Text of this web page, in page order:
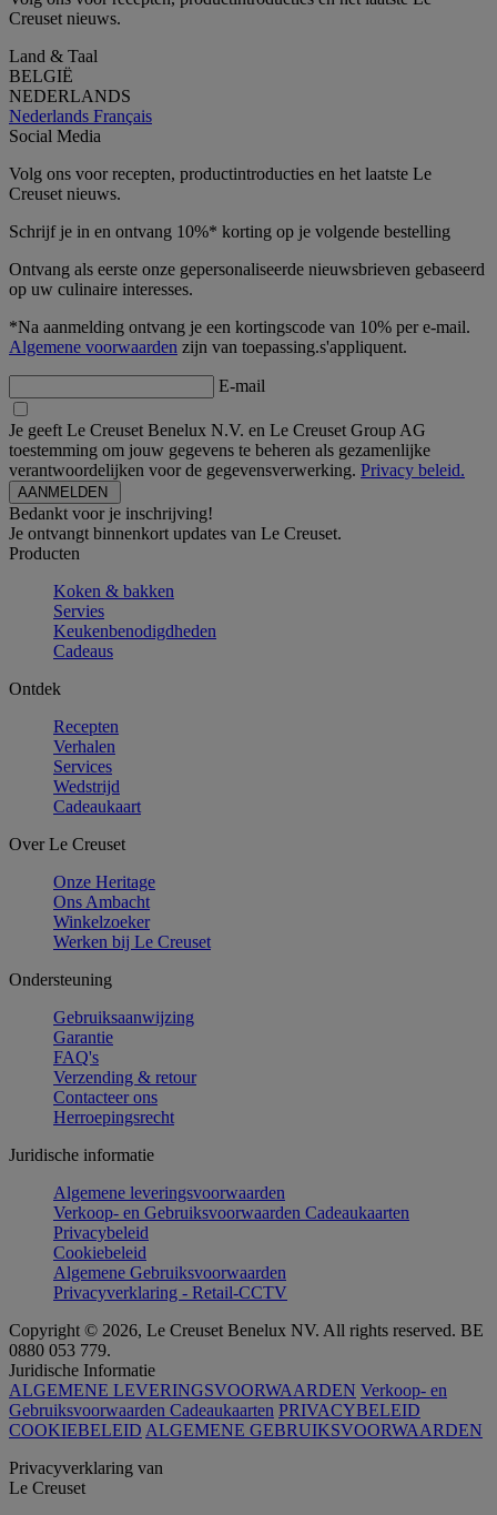
Creuset nieuws.
Land & Taal
BELGIË
NEDERLANDS
Nederlands Français
Social Media
Volg ons voor recepten, productintroducties en het laatste Le
Creuset nieuws.
Schrijf je in en ontvang 10%* korting op je volgende bestelling
Ontvang als eerste onze gepersonaliseerde nieuwsbrieven gebaseerd
op uw culinaire interesses.
*Na aanmelding ontvang je een kortingscode van 10% per e-mail.
Algemene voorwaarden zijn van toepassing.s'appliquent.
E-mail
Je geeft Le Creuset Benelux N.V. en Le Creuset Group AG
toestemming om jouw gegevens te beheren als gezamenlijke
verantwoordelijken voor de gegevensverwerking. Privacy beleid.
Bedankt voor je inschrijving!
Je ontvangt binnenkort updates van Le Creuset.
Producten
Koken & bakken
Servies
Keukenbenodigdheden
Cadeaus
Ontdek
Recepten
Verhalen
Services
Wedstrijd
Cadeaukaart
Over Le Creuset
Onze Heritage
Ons Ambacht
Winkelzoeker
Werken bij Le Creuset
Ondersteuning
Gebruiksaanwijzing
Garantie
FAQ's
Verzending & retour
Contacteer ons
Herroepingsrecht
Juridische informatie
Algemene leveringsvoorwaarden
Verkoop- en Gebruiksvoorwaarden Cadeaukaarten
Privacybeleid
Cookiebeleid
Algemene Gebruiksvoorwaarden
Privacyverklaring - Retail-CCTV
Copyright © 2026, Le Creuset Benelux NV. All rights reserved. BE
0880 053 779.
Juridische Informatie
ALGEMENE LEVERINGSVOORWAARDEN Verkoop- en
Gebruiksvoorwaarden Cadeaukaarten PRIVACYBELEID
COOKIEBELEID ALGEMENE GEBRUIKSVOORWAARDEN
Privacyverklaring van
Le Creuset